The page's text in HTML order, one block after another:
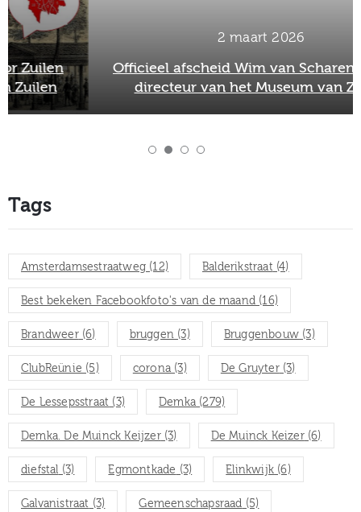
2 maart 2026
Officieel afscheid Wim van Scharenburg als
directeur van het Museum van Zuilen
Tags
Amsterdamsestraatweg (12) Balderikstraat(4)
Best bekeken Facebookfoto's van de maand (16)
Brandweer(6) bruggen (3) Bruggenbouw (3)
ClubReünie (5) corona (3) De Gruyter(3)
De Lessepsstraat (3) Demka (279)
Demka. De Muinck Keijzer(3) De Muinck Keizer(6)
diefstal (3) Egmontkade (3) Elinkwijk (6)
Galvanistraat (3) Gemeenschapsraad (5)